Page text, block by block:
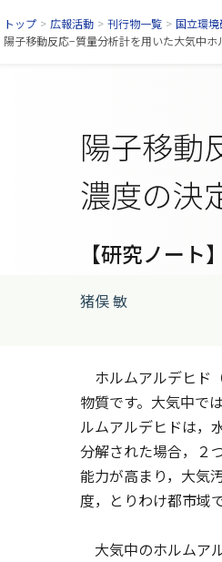
ます）
開きます）
ウで開きます）
トップ > 広報活動 > 刊行物一覧 > 国立環
陽子移動反応−質量分析計を用いた大気中
陽子移動
濃度の決
【研究ノート】
猪俣 敏
ホルムアルデヒド
物質です。大気中で
ルムアルデヒドは，
分解された場合，２
能力が高まり，大気
度，とりわけ都市域
大気中のホルムア